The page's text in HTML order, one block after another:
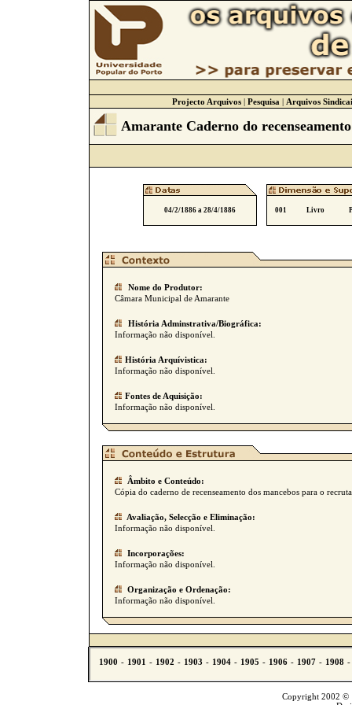
Projecto Arquivos| Pesquisa | Arquivos
Amarante Caderno do
04/2/1886 a 28/4/1886 001 Livro
Nome do Produtor:
Câmara Municipal de Amarante
História Adminstrativa/Biográfica:
Informação não disponível.
História Arquívistica:
Informação não disponível.
Fontes de Aquisição:
Informação não disponível.
Âmbito e Conteúdo:
Cópia do caderno de recenseamento dos mancebos para o
Avaliação, Selecção e Eliminação:
Informação não disponível.
Incorporações:
Informação não disponível.
Organização e Ordenação:
Informação não disponível.
Copyright 2002 ©